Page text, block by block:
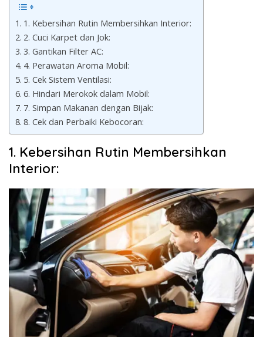
1. Kebersihan Rutin Membersihkan Interior:
2. Cuci Karpet dan Jok:
3. Gantikan Filter AC:
4. Perawatan Aroma Mobil:
5. Cek Sistem Ventilasi:
6. Hindari Merokok dalam Mobil:
7. Simpan Makanan dengan Bijak:
8. Cek dan Perbaiki Kebocoran:
1. Kebersihan Rutin Membersihkan
Interior: